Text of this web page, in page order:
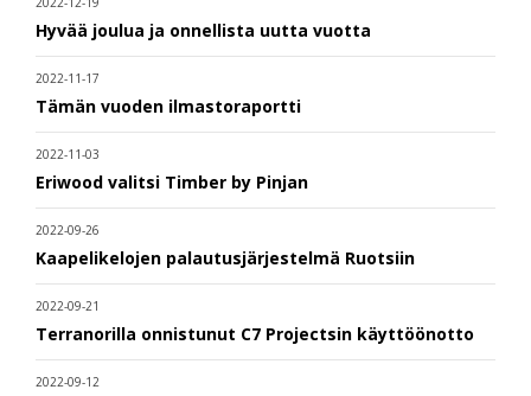
Hyvää joulua ja onnellista uutta vuotta
2022-11-17
Tämän vuoden ilmastoraportti
2022-11-03
Eriwood valitsi Timber by Pinjan
2022-09-26
Kaapelikelojen palautusjärjestelmä Ruotsiin
2022-09-21
Terranorilla onnistunut C7 Projectsin käyttöönotto
2022-09-12